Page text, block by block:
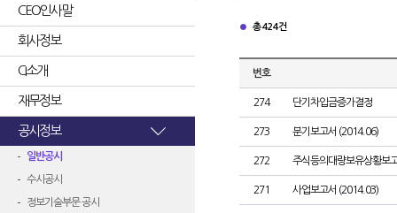
CEO인사말
회사정보
CI소개
재무정보
공시정보
일반공시
수시공시
정보기술부문 공시
총 424건
번호
274 단기차입금증가결정
273 분기보고서 (2014.06)
272 주식등의대량보유상황보
271 사업보고서 (2014.03)